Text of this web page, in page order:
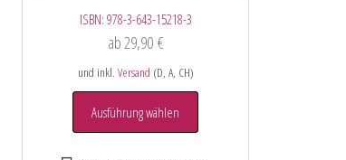
ISBN: 978-3-643-15218-3
ab29,90 €
und inkl. Versand (D, A, CH)
Ausführung wählen